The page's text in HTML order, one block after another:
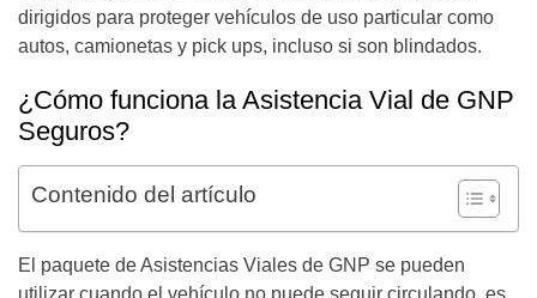
dirigidos para proteger vehículos de uso particular como
autos, camionetas y pick ups, incluso si son blindados.
¿Cómo funciona la Asistencia Vial de GNP
Seguros?
Contenido del artículo
El paquete de Asistencias Viales de GNP se pueden
utilizar cuando el vehículo no puede seguir circulando, es